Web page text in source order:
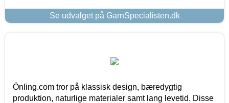
Se udvalget på GarnSpecialisten.dk
Önling.com tror på klassisk design, bæredygtig
produktion, naturlige materialer samt lang levetid. Disse